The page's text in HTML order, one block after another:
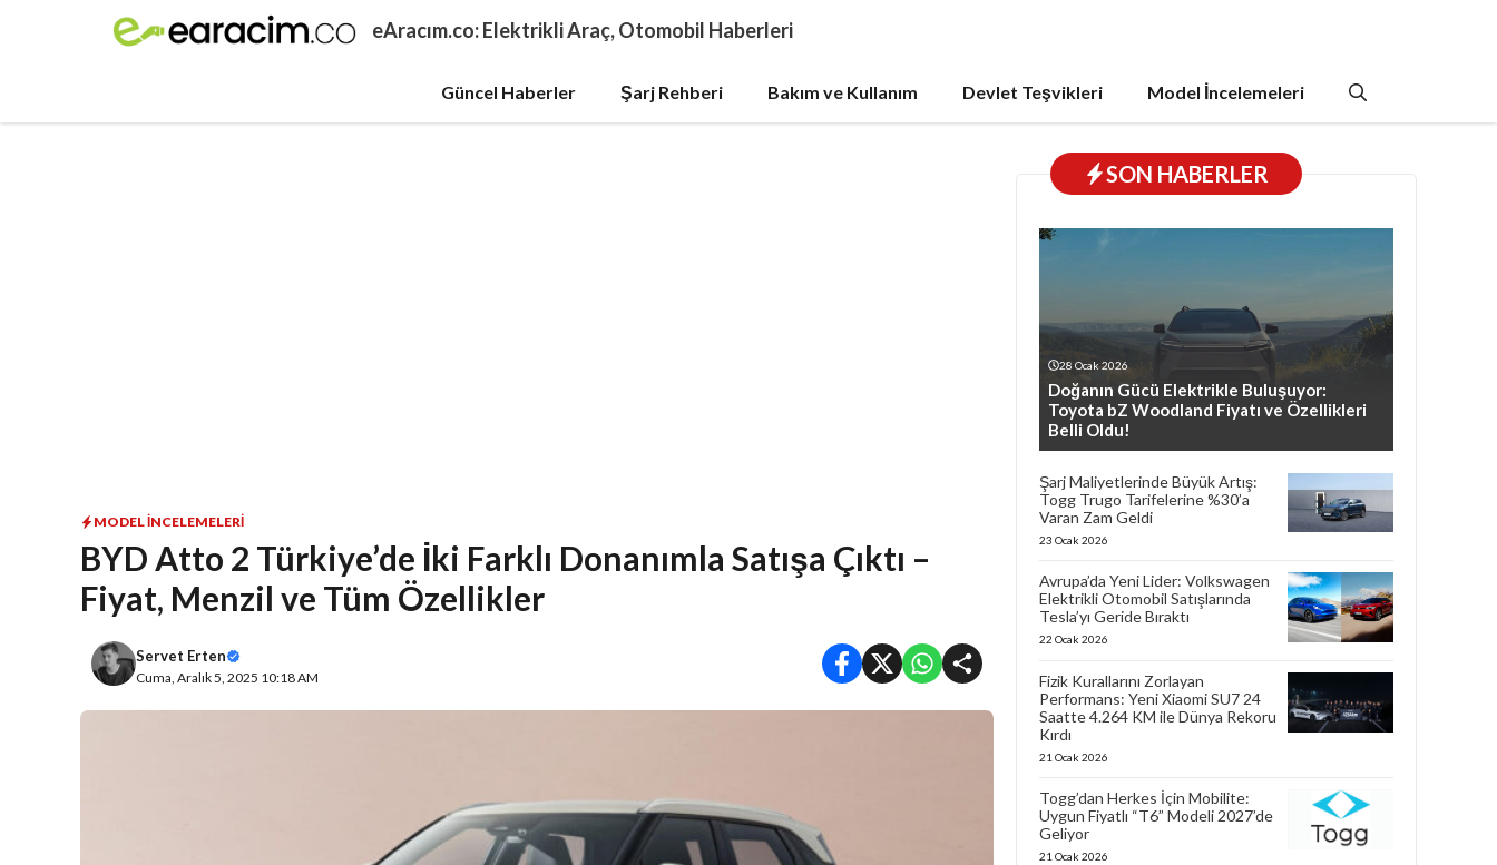
eAracım.co: Elektrikli Araç, Otomobil Haberleri
Güncel Haberler Şarj Rehberi Bakım ve Kullanım Devlet Teşvikleri Model İncelemeleri
MODEL İNCELEMELERI
BYD Atto 2 Türkiye’de İki Farklı Donanımla Satışa Çıktı –
Fiyat, Menzil ve Tüm Özellikler
Servet Erten
Cuma, Aralık 5, 2025 10:18 AM
SON HABERLER
28 Ocak 2026
Doğanın Gücü Elektrikle Buluşuyor:
Toyota bZ Woodland Fiyatı ve Özellikleri
Belli Oldu!
Şarj Maliyetlerinde Büyük Artış:
Togg Trugo Tarifelerine %30’a
Varan Zam Geldi
23 Ocak 2026
Avrupa’da Yeni Lider: Volkswagen
Elektrikli Otomobil Satışlarında
Tesla’yı Geride Bıraktı
22 Ocak 2026
Fizik Kurallarını Zorlayan
Performans: Yeni Xiaomi SU7 24
Saatte 4.264 KM ile Dünya Rekoru
Kırdı
21 Ocak 2026
Togg’dan Herkes İçin Mobilite:
Uygun Fiyatlı “T6” Modeli 2027’de
Geliyor
21 Ocak 2026